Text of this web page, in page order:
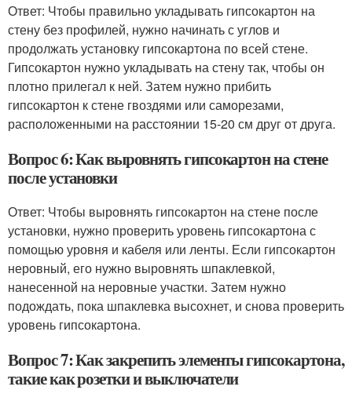
Ответ: Чтобы правильно укладывать гипсокартон на
стену без профилей, нужно начинать с углов и
продолжать установку гипсокартона по всей стене.
Гипсокартон нужно укладывать на стену так, чтобы он
плотно прилегал к ней. Затем нужно прибить
гипсокартон к стене гвоздями или саморезами,
расположенными на расстоянии 15-20 см друг от друга.
Вопрос 6: Как выровнять гипсокартон на стене
после установки
Ответ: Чтобы выровнять гипсокартон на стене после
установки, нужно проверить уровень гипсокартона с
помощью уровня и кабеля или ленты. Если гипсокартон
неровный, его нужно выровнять шпаклевкой,
нанесенной на неровные участки. Затем нужно
подождать, пока шпаклевка высохнет, и снова проверить
уровень гипсокартона.
Вопрос 7: Как закрепить элементы гипсокартона,
такие как розетки и выключатели